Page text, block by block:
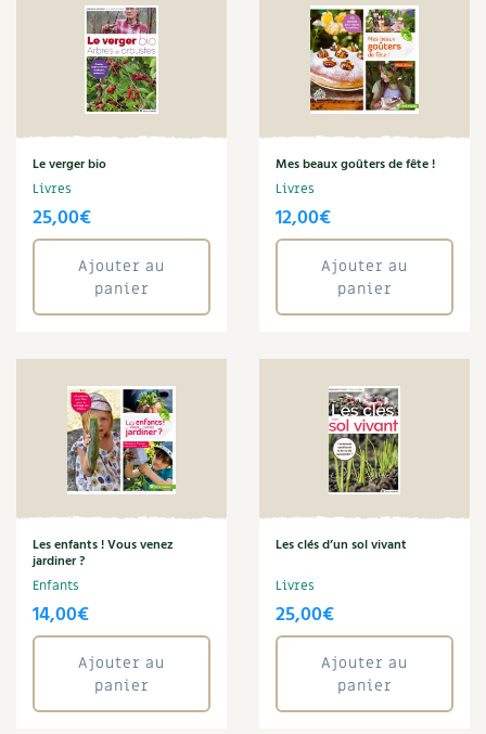
Petits déjeuners
Pharmacie naturelle
Phytothérapie
Plantes
Plantes médicinales
Plantes sauvages
Plants
Potager
Potager en lasagnes
Potions
Poules
pub-canicule
Ravageur
Recette
Rémi Kulik
Rénovation
Rotation
Ruche
Salade
Sandwich
Sans gluten
Santé
Sarrasin
Savon
Séchoir solaire
Serge Schall
Serre
Le verger bio
Livres
25,00€
Ajouter au
panier
Mes beaux goûters de fête !
Livres
12,00€
Ajouter au
panier
Les enfants ! Vous venez
jardiner ?
Enfants
14,00€
Ajouter au
panier
Les clés d’un sol vivant
Livres
25,00€
Ajouter au
panier